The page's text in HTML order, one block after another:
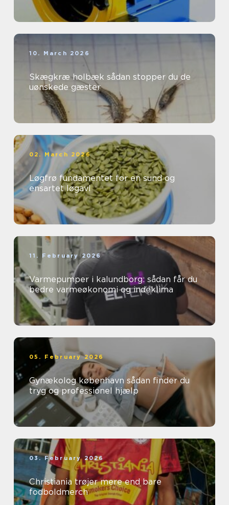
10. March 2026
Skægkræ holbæk sådan stopper du de
uønskede gæster
02. March 2026
Løgfrø fundamentet for en sund og
ensartet løgavl
11. February 2026
Varmepumper i kalundborg: sådan får du
bedre varmeøkonomi og indeklima
05. February 2026
Gynækolog københavn sådan finder du
tryg og professionel hjælp
03. February 2026
Christiania trøjer mere end bare
fodboldmerch